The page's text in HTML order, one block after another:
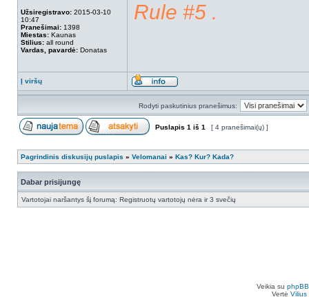
Užsiregistravo: 2015-03-10
10:47
Pranešimai: 1398
Miestas: Kaunas
Stilius: all round
Vardas, pavardė: Donatas
Rule #5 .
Į viršų
Rodyti paskutinius pranešimus:
Puslapis 1 iš 1 [ 4 pranešimai(ų) ]
Pagrindinis diskusijų puslapis » Velomanai » Kas? Kur? Kada?
Dabar prisijungę
Vartotojai naršantys šį forumą: Registruotų vartotojų nėra ir 3 svečių
Veikia su phpBB
Vertė Vilius